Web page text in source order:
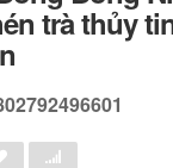
trà thủy